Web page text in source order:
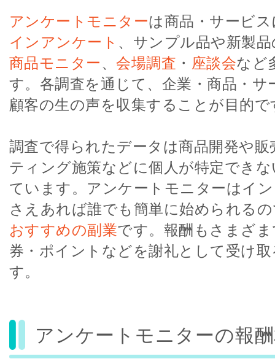
アンケートモニターは商品・サービ
インアンケート 、サンプル品や新製
商品モニター、会場調査 ・ 座談会など
す。各調査を通じて、企業・商品・サ
顧客の生の声を収集することが目的で
調査で得られたデータは商品開発や販
ティング施策などに個人が特定でき
ています。アンケートモニターはイ
さえあれば誰でも簡単に始められる
おすすめの副業です。報酬もさまざ
券・ポイントなどを謝礼として受け
す。
アンケートモニターの報